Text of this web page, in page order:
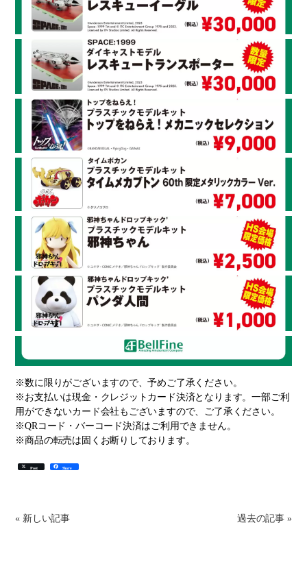
※数に限りがございますので、予めご了承ください。
※お支払いは現金・クレジットカード決済となります。一部ご利
用ができないカード会社もございますので、ご了承ください。
※QRコード・バーコード決済はご利用できません。
※商品の転売は固くお断りしております。
Post Share
« 新しい記事 過去の記事 »